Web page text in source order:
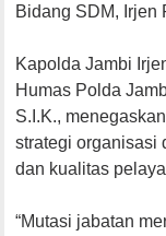
Bidang SDM, Irjen
Kapolda Jambi
Humas Polda
S.I.K.,
strategi organisasi
dan kualitas
“Mutasi jabatan